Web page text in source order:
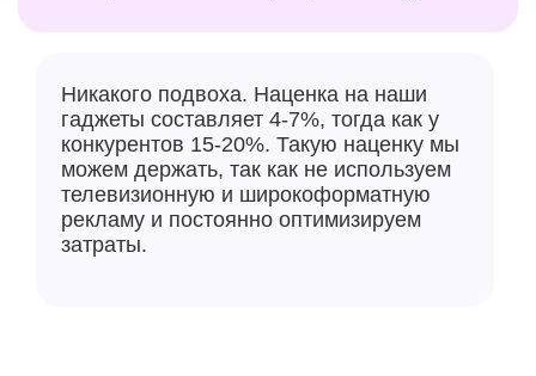
Никакого подвоха. Наценка на наши
гаджеты составляет 4-7%, тогда как у
конкурентов 15-20%. Такую наценку мы
можем держать, так как не используем
телевизионную и широкоформатную
рекламу и постоянно оптимизируем
затраты.